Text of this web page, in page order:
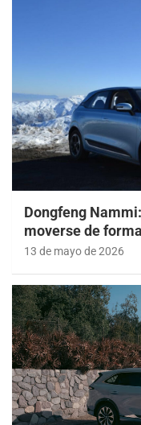
Dongfeng
moverse de
13 de mayo de 2026